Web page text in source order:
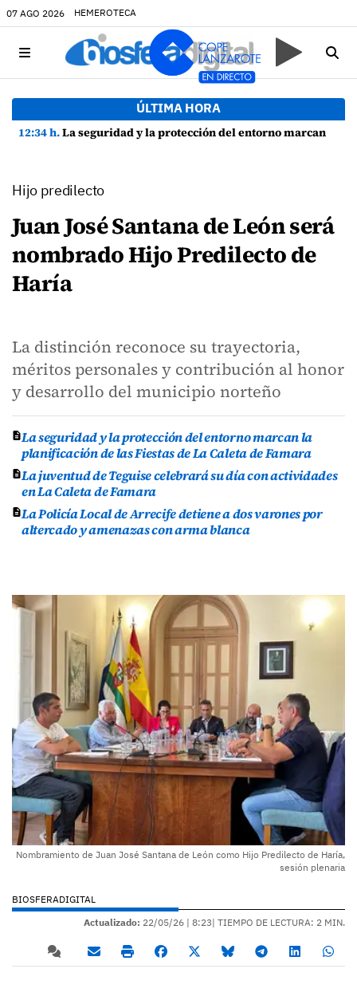
07 AGO 2026 HEMEROTECA
ÚLTIMA HORA
12:34 h.La seguridad y la protección del entorno marcan la planificación de las Fiestas de La Caleta de Famara
Hijo predilecto
Juan José Santana de León será
nombrado Hijo Predilecto de
Haría
La distinción reconoce su trayectoria,
méritos personales y contribución al honor
y desarrollo del municipio norteño
La seguridad y la protección del entorno marcan la
planificación de las Fiestas de La Caleta de Famara
La juventud de Teguise celebrará su día con actividades
en La Caleta de Famara
La Policía Local de Arrecife detiene a dos varones por
altercado y amenazas con arma blanca
Nombramiento de Juan José Santana de León como Hijo Predilecto de Haría,
sesión plenaria
BIOSFERADIGITAL
Actualizado: 22/05/26 | 8:23| TIEMPO DE LECTURA: 2 MIN.